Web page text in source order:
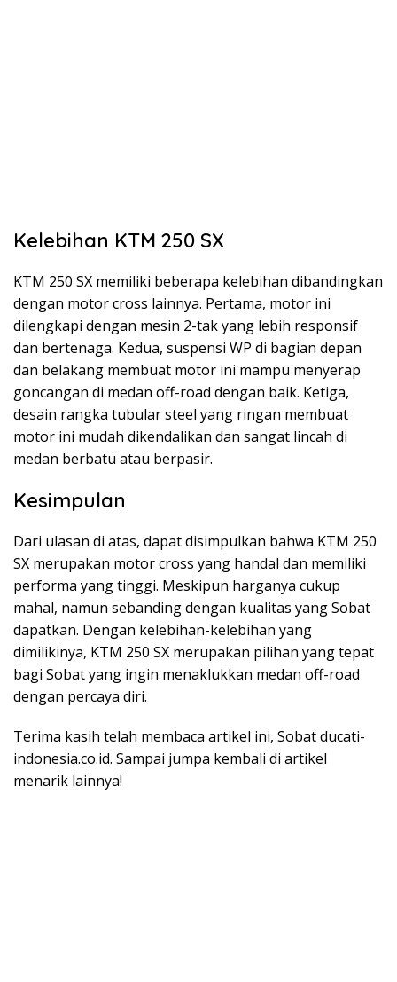
Kelebihan KTM 250 SX
KTM 250 SX memiliki beberapa kelebihan dibandingkan
dengan motor cross lainnya. Pertama, motor ini
dilengkapi dengan mesin 2-tak yang lebih responsif
dan bertenaga. Kedua, suspensi WP di bagian depan
dan belakang membuat motor ini mampu menyerap
goncangan di medan off-road dengan baik. Ketiga,
desain rangka tubular steel yang ringan membuat
motor ini mudah dikendalikan dan sangat lincah di
medan berbatu atau berpasir.
Kesimpulan
Dari ulasan di atas, dapat disimpulkan bahwa KTM 250
SX merupakan motor cross yang handal dan memiliki
performa yang tinggi. Meskipun harganya cukup
mahal, namun sebanding dengan kualitas yang Sobat
dapatkan. Dengan kelebihan-kelebihan yang
dimilikinya, KTM 250 SX merupakan pilihan yang tepat
bagi Sobat yang ingin menaklukkan medan off-road
dengan percaya diri.
Terima kasih telah membaca artikel ini, Sobat ducati-
indonesia.co.id. Sampai jumpa kembali di artikel
menarik lainnya!